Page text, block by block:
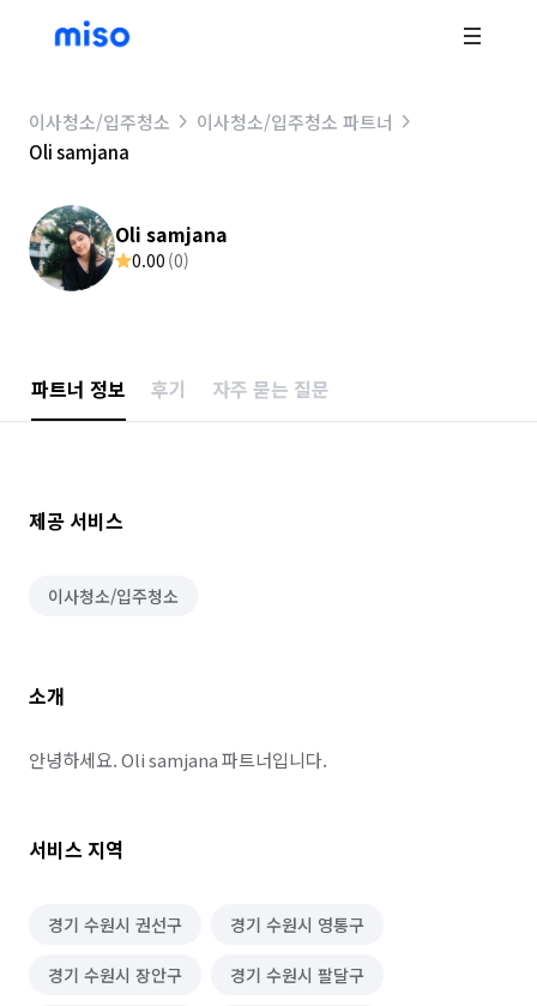
이사청소/입주청소
이사청소/입주청소 파트너
Oli samjana
Oli samjana
0.00 (0)
파트너 정보 후기 자주 묻는 질문
제공 서비스
이사청소/입주청소
소개
안녕하세요. Oli samjana 파트너입니다.
서비스 지역
경기 수원시 권선구 경기 수원시 영통구
경기 수원시 장안구 경기 수원시 팔달구